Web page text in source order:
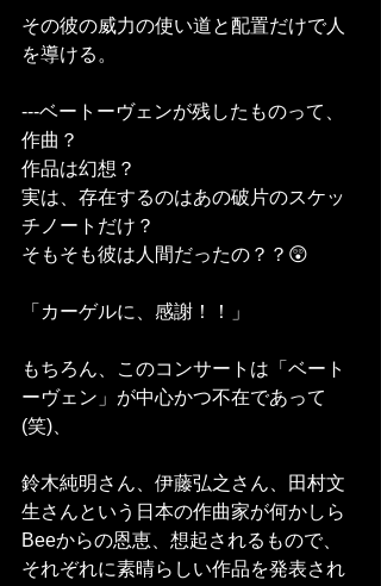
その彼の威力の使い道と配置だけで人
を導ける。
---ベートーヴェンが残したものって、
作曲？
作品は幻想？
実は、存在するのはあの破片のスケッ
チノートだけ？
そもそも彼は人間だったの？？😲
「カーゲルに、感謝！！」
もちろん、このコンサートは「ベート
ーヴェン」が中心かつ不在であって
(笑)、
鈴木純明さん、伊藤弘之さん、田村文
生さんという日本の作曲家が何かしら
Beeからの恩恵、想起されるもので、
それぞれに素晴らしい作品を発表され